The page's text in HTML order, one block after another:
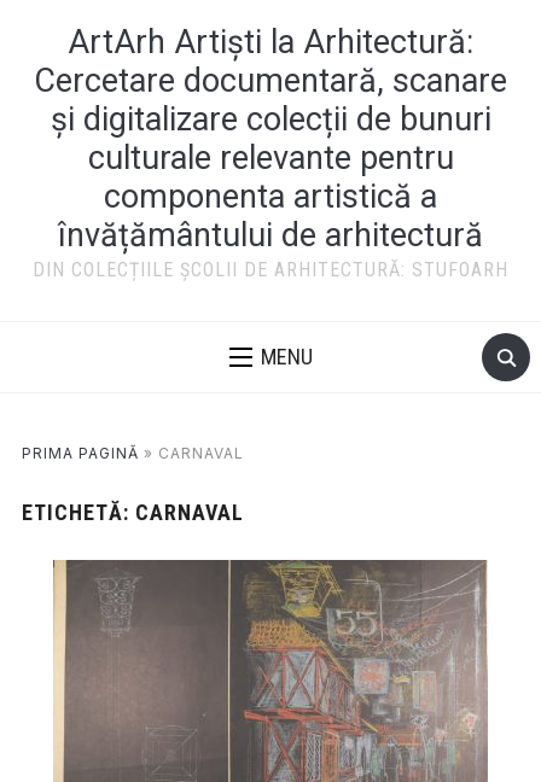
ArtArh Artiști la Arhitectură:
Cercetare documentară, scanare
și digitalizare colecții de bunuri
culturale relevante pentru
componenta artistică a
învățământului de arhitectură
DIN COLECȚIILE ȘCOLII DE ARHITECTURĂ: STUFOARH
MENU
PRIMA PAGINĂ » CARNAVAL
ETICHETĂ: CARNAVAL